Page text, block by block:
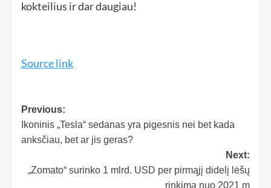
kokteilius ir dar daugiau!
Source link
Previous:
Ikoninis „Tesla“ sedanas yra pigesnis nei bet kada
anksčiau, bet ar jis geras?
Next:
„Zomato“ surinko 1 mlrd. USD per pirmąjį didelį lėšų
rinkimą nuo 2021 m